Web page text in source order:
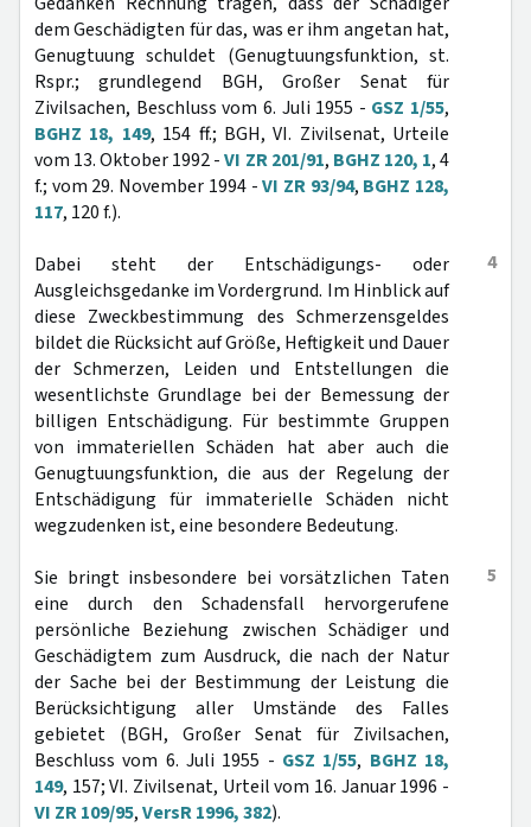
dem Geschädigten für das, was er ihm angetan hat,
Genugtuung schuldet (Genugtuungsfunktion, st.
Rspr.; grundlegend BGH, Großer Senat für
Zivilsachen, Beschluss vom 6. Juli 1955 - GSZ 1/55,
BGHZ 18, 149, 154 ff.; BGH, VI. Zivilsenat, Urteile
vom 13. Oktober 1992 -VI ZR 201/91, BGHZ 120, 1, 4
f.; vom 29. November 1994 -VI ZR 93/94, BGHZ 128,
117, 120 f.).
4
Dabei steht der Entschädigungs- oder
Ausgleichsgedanke im Vordergrund. Im Hinblick auf
diese Zweckbestimmung des Schmerzensgeldes
bildet die Rücksicht auf Größe, Heftigkeit und Dauer
der Schmerzen, Leiden und Entstellungen die
wesentlichste Grundlage bei der Bemessung der
billigen Entschädigung. Für bestimmte Gruppen
von immateriellen Schäden hat aber auch die
Genugtuungsfunktion, die aus der Regelung der
Entschädigung für immaterielle Schäden nicht
wegzudenken ist, eine besondere Bedeutung.
5
Sie bringt insbesondere bei vorsätzlichen Taten
eine durch den Schadensfall hervorgerufene
persönliche Beziehung zwischen Schädiger und
Geschädigtem zum Ausdruck, die nach der Natur
der Sache bei der Bestimmung der Leistung die
Berücksichtigung aller Umstände des Falles
gebietet (BGH, Großer Senat für Zivilsachen,
Beschluss vom 6. Juli 1955 - GSZ 1/55, BGHZ 18,
149, 157; VI. Zivilsenat, Urteil vom 16. Januar 1996 -
VI ZR 109/95,VersR 1996, 382).